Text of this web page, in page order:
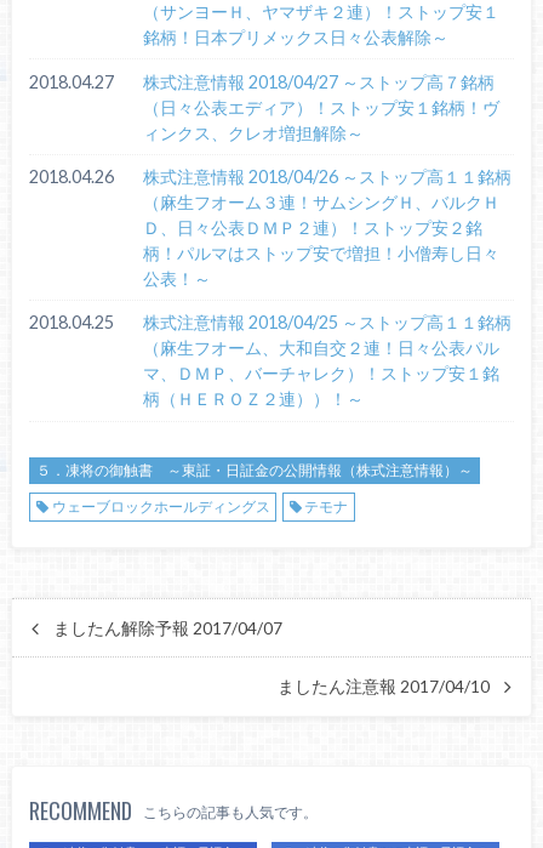
（サンヨーＨ、ヤマザキ２連）！ストップ安１
銘柄！日本プリメックス日々公表解除～
2018.04.27
株式注意情報 2018/04/27 ～ストップ高７銘柄
（日々公表エディア）！ストップ安１銘柄！ヴ
ィンクス、クレオ増担解除～
2018.04.26
株式注意情報 2018/04/26 ～ストップ高１１銘柄
（麻生フオーム３連！サムシングＨ、バルクＨ
Ｄ、日々公表ＤＭＰ２連）！ストップ安２銘
柄！パルマはストップ安で増担！小僧寿し日々
公表！～
2018.04.25
株式注意情報 2018/04/25 ～ストップ高１１銘柄
（麻生フオーム、大和自交２連！日々公表パル
マ、ＤＭＰ、バーチャレク）！ストップ安１銘
柄（ＨＥＲＯＺ２連））！～
５．凍将の御触書 ～東証・日証金の公開情報（株式注意情報）～
ウェーブロックホールディングス
テモナ
ましたん解除予報 2017/04/07
ましたん注意報 2017/04/10
RECOMMEND こちらの記事も人気です。